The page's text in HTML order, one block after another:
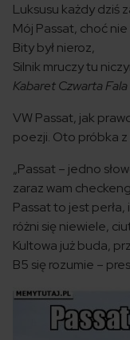
Luksusu każdy dziś
Mój Passat, choć
Bity był nieroz,
Silnik mruczy tu
Kabaret Czwarta
VW Passat, jak
poezji. Oto próbka
„Passat – jedno
zaraz wam
Passat to jest perła,
różni się niewiele,
Kultowa już buda,
B5 się rozumie –